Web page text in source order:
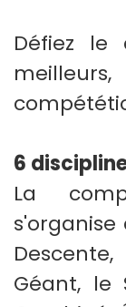
Défiez le
6
La
s'organise
Géant, le